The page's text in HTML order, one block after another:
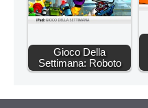
Gioco Della
Settimana: Roboto